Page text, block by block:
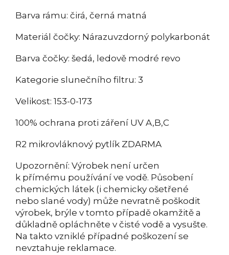
Barva rámu: čirá, černá matná
Materiál čočky: Nárazuvzdorný polykarbonát
Barva čočky: šedá, ledově modré revo
Kategorie slunečního filtru: 3
Velikost: 153-0-173
100% ochrana proti záření UV A,B,C
R2 mikrovláknový pytlík ZDARMA
Upozornění: Výrobek není určen
k přímému používání ve vodě. Působení
chemických látek (i chemicky ošetřené
nebo slané vody) může nevratně poškodit
výrobek, brýle v tomto případě okamžitě a
důkladně opláchněte v čisté vodě a vysušte.
Na takto vzniklé případné poškození se
nevztahuje reklamace.